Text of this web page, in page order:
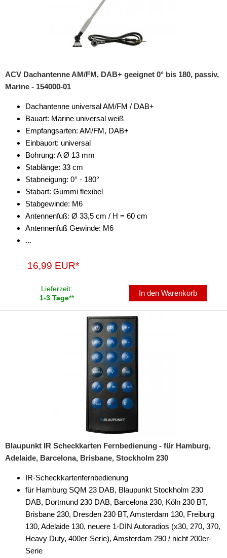
ACV Dachantenne AM/FM, DAB+ geeignet 0° bis 180, passiv,
Marine - 154000-01
Dachantenne universal AM/FM / DAB+
Bauart: Marine universal weiß
Empfangsarten: AM/FM, DAB+
Einbauort: universal
Bohrung: A Ø 13 mm
Stablänge: 33 cm
Stabneigung: 0° - 180°
Stabart: Gummi flexibel
Stabgewinde: M6
Antennenfuß: Ø 33,5 cm / H = 60 cm
Antennenfuß Gewinde: M6
...
16,99 EUR*
Lieferzeit:
1-3 Tage**
In den Warenkorb
Blaupunkt IR Scheckkarten Fernbedienung - für Hamburg,
Adelaide, Barcelona, Brisbane, Stockholm 230
IR-Scheckkartenfernbedienung
für Hamburg SQM 23 DAB, Blaupunkt Stockholm 230
DAB, Dortmund 230 DAB, Barcelona 230, Köln 230 BT,
Brisbane 230, Dresden 230 BT, Amsterdam 130, Freiburg
130, Adelaide 130, neuere 1-DIN Autoradios (x30, 270, 370,
Heavy Duty, 400er-Serie), Amsterdam 290 / nicht 200er-
Serie